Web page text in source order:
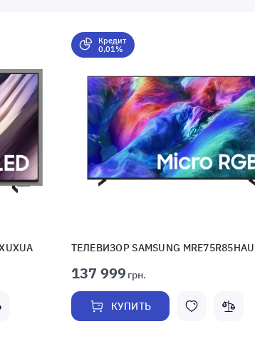
Кредит
0,01%
ТЕЛЕВИЗОР SAMSUNG
137 999грн.
КУПИТЬ